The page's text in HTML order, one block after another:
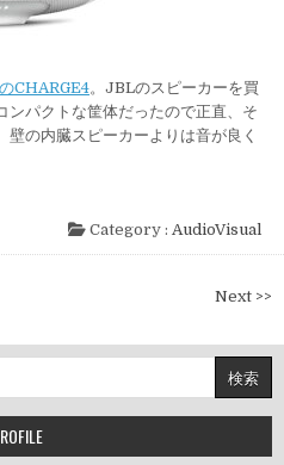
CHARGE4。JBLのスピーカーを買
ンパクトな筐体だったので正直、そ
の内臓スピーカーよりは音が良く
Category : AudioVisual
Next >>